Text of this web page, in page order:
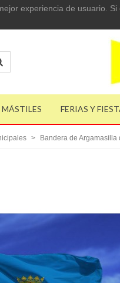
experiencia de usuario.
FERIAS Y
> Bandera de Argamasilla